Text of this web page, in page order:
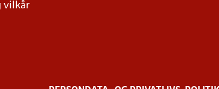
vilkår